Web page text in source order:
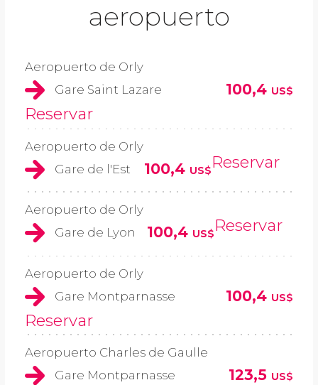
aeropuerto
Aeropuerto de Orly
Gare Saint Lazare
100,4 US$
Reservar
Aeropuerto de Orly
Gare de l'Est
100,4 US$Reservar
Aeropuerto de Orly
Gare de Lyon
100,4 US$Reservar
Aeropuerto de Orly
Gare Montparnasse
100,4 US$
Reservar
Aeropuerto Charles de Gaulle
Gare Montparnasse
123,5 US$